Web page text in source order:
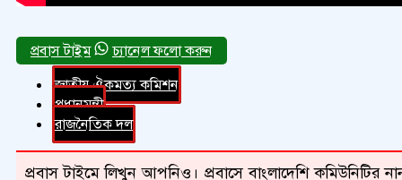
চ্যানেল ফলো করুন
জাতীয় ঐকমত্য কমিশন
প্রধানমন্ত্রী
রাজনৈতিক দল
প্রবাস টাইমে লিখুন আপনিও। প্রবাসে বাংলাদেশি কমিউনিটির